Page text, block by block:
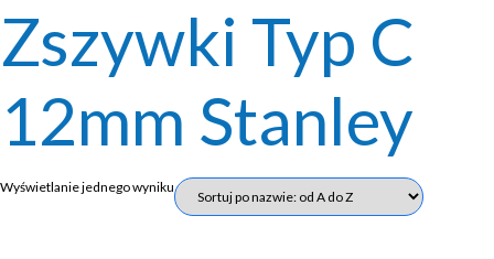
Zszywki Typ C
12mm Stanley
Wyświetlanie jednego wyniku